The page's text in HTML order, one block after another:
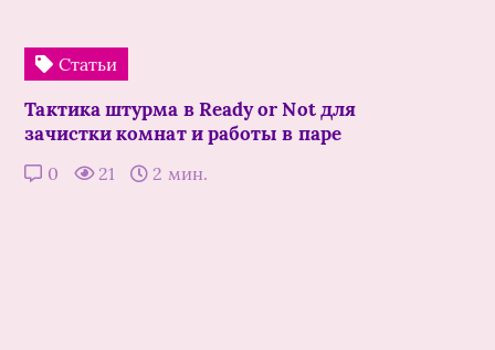
Статьи
Тактика штурма в Ready or Not для
зачистки комнат и работы в паре
0 21 2 мин.